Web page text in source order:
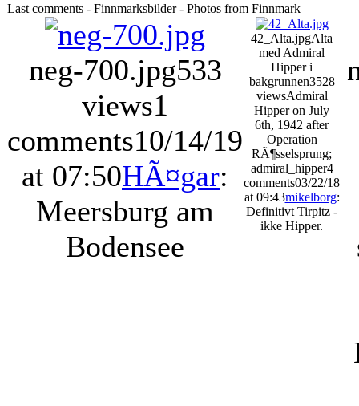
Last comments - Finnmarksbilder - Photos from Finnmark
neg-700.jpg533
views1
comments10/14/19
at 07:50HÃ¤gar:
Meersburg am
Bodensee
42_Alta.jpgAlta
med Admiral
Hipper i
bakgrunnen3528
viewsAdmiral
Hipper on July
6th, 1942 after
Operation
RÃ¶sselsprung;
admiral_hipper4
comments03/22/18
at 09:43mikelborg:
Definitivt Tirpitz -
ikke Hipper.